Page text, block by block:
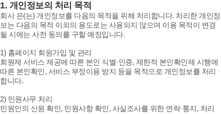
1. 개인정보의 처리 목적
회사 은(는) 개인정보를 다음의 목적을 위해 처리합니다. 처리한 개인정
보는 다음의 목적 이외의 용도로는 사용되지 않으며 이용 목적이 변경
될 시에는 사전 동의를 구할 예정입니다.
1) 홈페이지 회원가입 및 관리
회원제 서비스 제공에 따른 본인 식별·인증, 제한적 본인확인제 시행에
따른 본인확인, 서비스 부정이용 방지 등을 목적으로 개인정보를 처리
합니다.
2) 민원사무 처리
민원인의 신원 확인, 민원사항 확인, 사실조사를 위한 연락·통지, 처리